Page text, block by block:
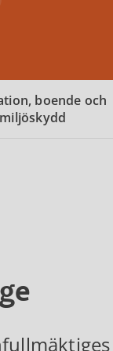
boende och
miljöskydd